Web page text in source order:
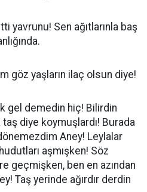
yavrunu! Sen ağıtlarınla baş
göz yaşların ilaç olsun diye!
gel demedin hiç! Bilirdin
diye koymuşlardı! Burada
Aney! Leylalar
aşmışken! Söz
geçmişken, ben en azından
Taş yerinde ağırdır derdin